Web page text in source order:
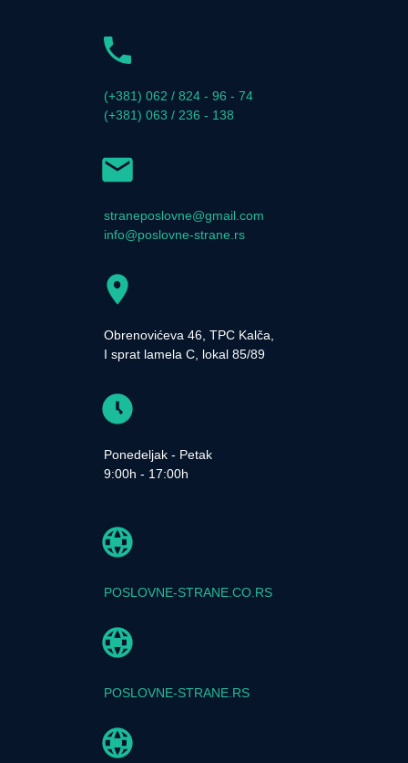
(+381) 062 / 824 - 96 - 74
(+381) 063 / 236 - 138
straneposlovne@gmail.com
info@poslovne-strane.rs
Obrenovićeva 46, TPC Kalča,
I sprat lamela C, lokal 85/89
Ponedeljak - Petak
9:00h - 17:00h
POSLOVNE-STRANE.CO.RS
POSLOVNE-STRANE.RS